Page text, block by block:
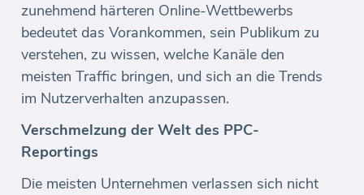
zunehmend härteren Online-Wettbewerbs
bedeutet das Vorankommen, sein Publikum zu
verstehen, zu wissen, welche Kanäle den
meisten Traffic bringen, und sich an die Trends
im Nutzerverhalten anzupassen.
Verschmelzung der Welt des PPC-
Reportings
Die meisten Unternehmen verlassen sich nicht